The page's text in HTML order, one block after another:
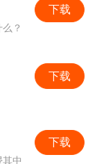
下载
？
下载
下载
中